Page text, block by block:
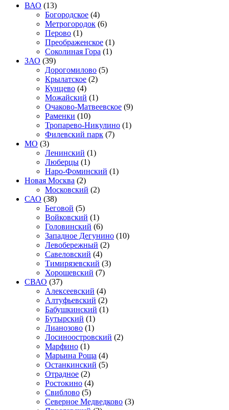
ВАО (13)
Богородское (4)
Метрогородок (6)
Перово (1)
Преображенское (1)
Соколиная Гора (1)
ЗАО (39)
Дорогомилово (5)
Крылатское (2)
Кунцево (4)
Можайский (1)
Очаково-Матвеевское (9)
Раменки (10)
Тропарево-Никулино (1)
Филевский парк (7)
МО (3)
Ленинский (1)
Люберцы (1)
Наро-Фоминский (1)
Новая Москва (2)
Московский (2)
САО (38)
Беговой (5)
Войковский (1)
Головинский (6)
Западное Дегунино (10)
Левобережный (2)
Савеловский (4)
Тимирязевский (3)
Хорошевский (7)
СВАО (37)
Алексеевский (4)
Алтуфьевский (2)
Бабушкинский (1)
Бутырский (1)
Лианозово (1)
Лосиноостровский (2)
Марфино (1)
Марьина Роща (4)
Останкинский (5)
Отрадное (2)
Ростокино (4)
Свиблово (5)
Северное Медведково (3)